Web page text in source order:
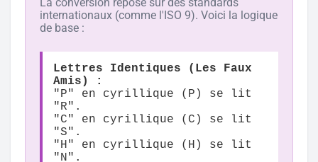
internationaux (comme l'ISO 9). Voici la logique
de base :
Lettres Identiques (Les Faux
Amis) :
"P" en cyrillique (Р) se lit
"R".
"C" en cyrillique (С) se lit
"S".
"H" en cyrillique (Н) se lit
"N".